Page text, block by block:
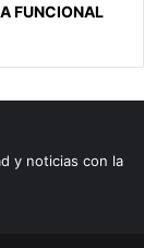
FUNCIONAL
y noticias con la